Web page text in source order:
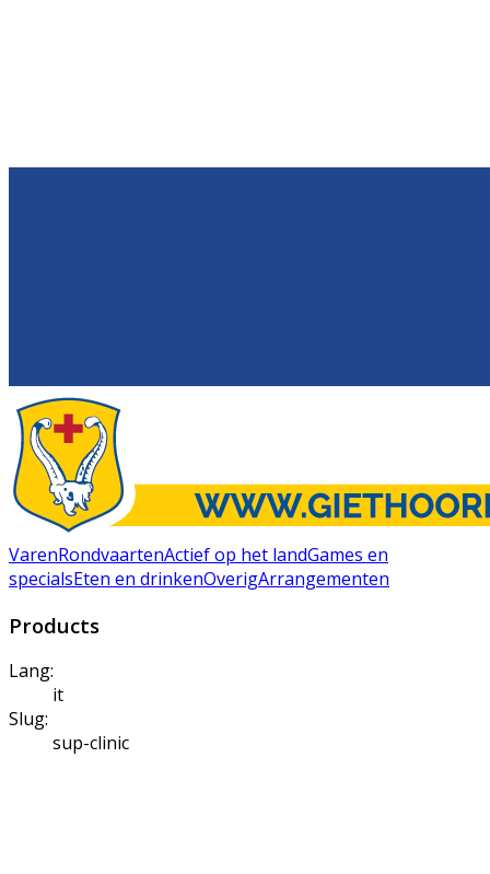
VarenRondvaartenActief op het landGames en
specialsEten en drinkenOverigArrangementen
Products
Lang:
it
Slug:
sup-clinic